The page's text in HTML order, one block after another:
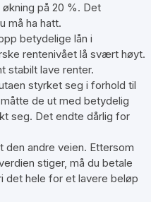
på 20 %. Det
må ha hatt.
betydelige lån i
rentenivået lå svært høyt.
stabilt lave renter.
styrket seg i forhold til
de ut med betydelig
seg. Det endte dårlig for
andre veien. Ettersom
stiger, må du betale
det hele for et lavere beløp